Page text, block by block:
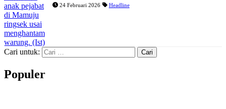
24 Februari 2026 Headline
Cari untuk:
Populer